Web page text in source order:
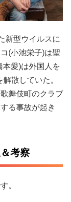
新型ウイルスに
(小池栄子)は聖
本愛)は外国人を
散していた。
舞伎町のクラブ
る事故が起き
考察
。